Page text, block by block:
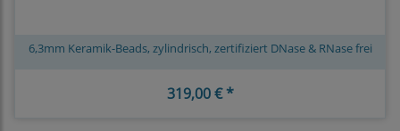
6,3mm Keramik-Beads, zylindrisch, zertifiziert DNase & RNase frei
319,00 € *